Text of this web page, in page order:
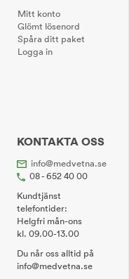
Mitt konto
Glömt lösenord
Spåra ditt paket
Logga in
KONTAKTA OSS
info@medvetna.se
08 - 652 40 00
Kundtjänst
telefontider:
Helgfri mån-ons
kl. 09.00-13.00
Du når oss alltid på
info@medvetna.se